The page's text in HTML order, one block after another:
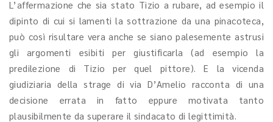
L’affermazione che sia stato Tizio a rubare, ad esempio il
dipinto di cui si lamenti la sottrazione da una pinacoteca,
può così risultare vera anche se siano palesemente astrusi
gli argomenti esibiti per giustificarla (ad esempio la
predilezione di Tizio per quel pittore). E la vicenda
giudiziaria della strage di via D’Amelio racconta di una
decisione errata in fatto eppure motivata tanto
plausibilmente da superare il sindacato di legittimità.